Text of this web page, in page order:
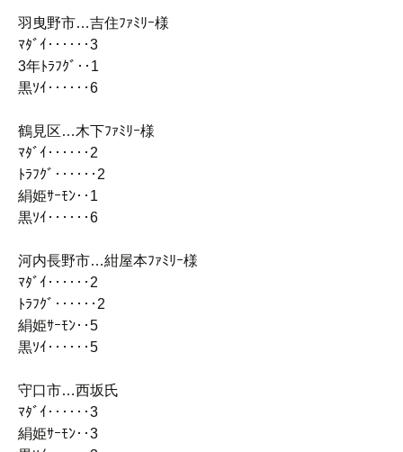
羽曳野市…吉住ﾌｧﾐﾘｰ様
ﾏﾀﾞｲ‥‥‥3
3年ﾄﾗﾌｸﾞ‥1
黒ｿｲ‥‥‥6
鶴見区…木下ﾌｧﾐﾘｰ様
ﾏﾀﾞｲ‥‥‥2
ﾄﾗﾌｸﾞ‥‥‥2
絹姫ｻｰﾓﾝ‥1
黒ｿｲ‥‥‥6
河内長野市…紺屋本ﾌｧﾐﾘｰ様
ﾏﾀﾞｲ‥‥‥2
ﾄﾗﾌｸﾞ‥‥‥2
絹姫ｻｰﾓﾝ‥5
黒ｿｲ‥‥‥5
守口市…西坂氏
ﾏﾀﾞｲ‥‥‥3
絹姫ｻｰﾓﾝ‥3